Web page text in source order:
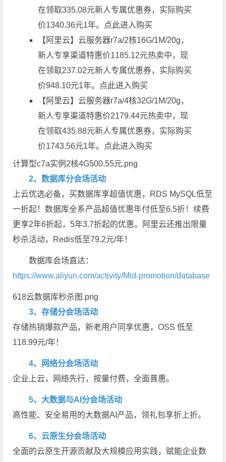
在领取335.08元新人专属优惠券，实际购买
价1340.36元1年。 点此进入购买
【阿里云】云服务器r7a/2核16G/1M/20g，
新人专享渠道特惠价1185.12元热卖中，现
在领取237.02元新人专属优惠券，实际购买
价948.10元1年。 点此进入购买
【阿里云】云服务器r7a/4核32G/1M/20g，
新人专享渠道特惠价2179.44元热卖中，现
在领取435.88元新人专属优惠券，实际购买
价1743.56元1年。 点此进入购买
计算型c7a实例2核4G500.55元.png
2、数据库分会场活动
上云优选必备，买数据库享超值优惠，RDS MySQL低至
一折起！数据库全系产品超值优惠年付低至6.5折！续费
更享2年6折起，5年3.7折起的优惠。阿里云还推出限量
秒杀活动，Redis低至79.2元/年！
数据库会场直达：
https://www.aliyun.com/activity/Mid-promotion/database
618云数据库秒杀图.png
3、存储分会场活动
存储热销爆款产品，新老用户同享优惠，OSS 低至
118.99元/年！
4、网络分会场活动
企业上云，网络先行，按量付费，全面普惠。
5、大数据与AI分会场活动
高性能、安全易用的大数据AI产品，领礼包享折上折。
6、云原生分会场活动
全面的云原生开源贡献及大规模应用实践，赋能企业数